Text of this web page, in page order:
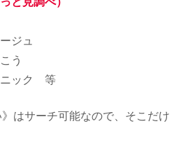
ジュ
う
ニック 等
はサーチ可能なので、そこだけ